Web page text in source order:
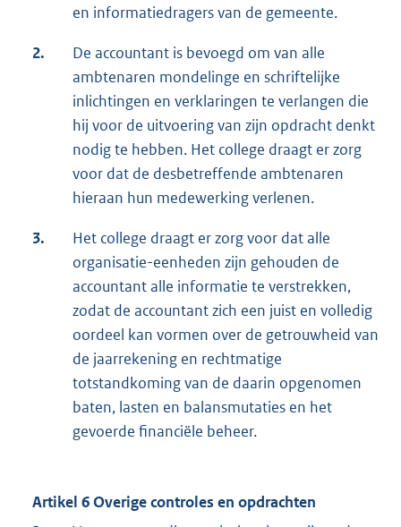
en informatiedragers van de gemeente.
2.
De accountant is bevoegd om van alle
ambtenaren mondelinge en schriftelijke
inlichtingen en verklaringen te verlangen die
hij voor de uitvoering van zijn opdracht denkt
nodig te hebben. Het college draagt er zorg
voor dat de desbetreffende ambtenaren
hieraan hun medewerking verlenen.
3.
Het college draagt er zorg voor dat alle
organisatie-eenheden zijn gehouden de
accountant alle informatie te verstrekken,
zodat de accountant zich een juist en volledig
oordeel kan vormen over de getrouwheid van
de jaarrekening en rechtmatige
totstandkoming van de daarin opgenomen
baten, lasten en balansmutaties en het
gevoerde financiële beheer.
Artikel 6 Overige controles en opdrachten